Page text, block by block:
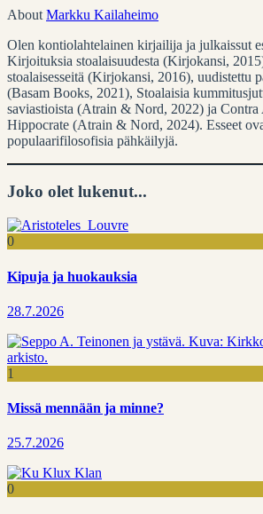
About Markku Kailaheimo
Olen kontiolahtelainen kirjailija ja julkaissut
Kirjoituksia stoalaisuudesta (Kirjokansi,
stoalaisesseitä (Kirjokansi, 2016), uudistettu
(Basam Books, 2021), Stoalaisia
saviastioista (Atrain & Nord, 2022) ja
Hippocrate (Atrain & Nord, 2024). Esseet
populaarifilosofisia pähkäilyjä.
Joko olet lukenut...
0
Kipuja ja huokauksia
28.7.2026
1
Missä mennään ja minne?
25.7.2026
0